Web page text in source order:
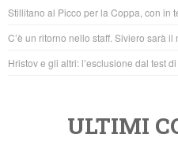
k
Stillitano al Picco per la Coppa, con in
C’è un ritorno nello staff. Siviero sarà il
Hristov e gli altri: l’esclusione dal test
ULTIMI